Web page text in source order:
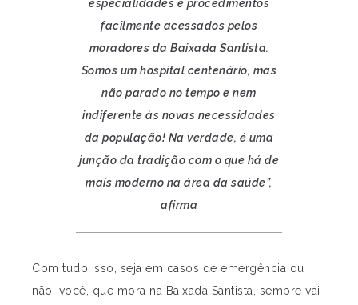
especialidades e procedimentos
facilmente acessados pelos
moradores da Baixada Santista.
Somos um hospital centenário, mas
não parado no tempo e nem
indiferente às novas necessidades
da população! Na verdade, é uma
junção da tradição com o que há de
mais moderno na área da saúde”,
afirma
Com tudo isso, seja em casos de emergência ou
não, você, que mora na Baixada Santista, sempre vai